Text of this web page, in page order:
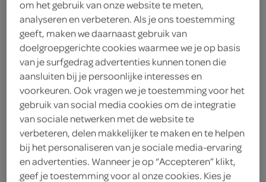
Lokale Bakker
3.
49
1 Stuks
Let op: aanbiedingen zijn niet zichtbaar bij de
producten, maar worden wél automatisch
verwerkt in de winkelmand.
om het gebruik van onze website te meten,
analyseren en verbeteren. Als je ons toestemming
geeft, maken we daarnaast gebruik van
doelgroepgerichte cookies waarmee we je op basis
van je surfgedrag advertenties kunnen tonen die
aansluiten bij je persoonlijke interesses en
voorkeuren. Ook vragen we je toestemming voor het
gebruik van social media cookies om de integratie
van sociale netwerken met de website te
verbeteren, delen makkelijker te maken en te helpen
bij het personaliseren van je sociale media-ervaring
en advertenties. Wanneer je op “Accepteren” klikt,
geef je toestemming voor al onze cookies. Kies je